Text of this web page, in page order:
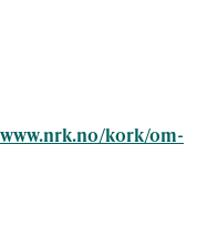
kork/om-